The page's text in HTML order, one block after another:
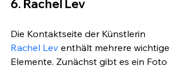
6. Rachel Lev
Die Kontaktseite der Künstlerin
Rachel Lev enthält mehrere wichtige
Elemente. Zunächst gibt es ein Foto